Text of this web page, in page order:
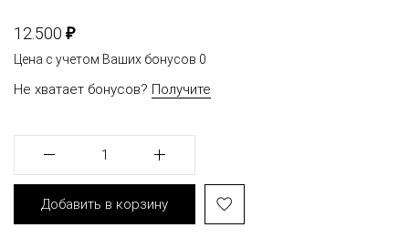
12.500 ₽
Цена с учетом Ваших бонусов 0
Не хватает бонусов? Получите
1
Добавить в корзину